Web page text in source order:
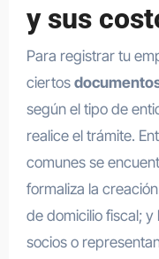
y sus
Para registrar tu
ciertos
según el tipo de
realice el trámite.
comunes se
formaliza la
de domicilio fiscal; y
socios o